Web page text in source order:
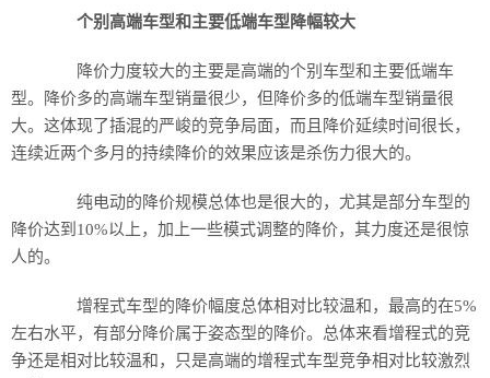
个别高端车型和主要低端车型降幅较大
降价力度较大的主要是高端的个别车型和主要低端车
型。降价多的高端车型销量很少，但降价多的低端车型销量很
大。这体现了插混的严峻的竞争局面，而且降价延续时间很长，
连续近两个多月的持续降价的效果应该是杀伤力很大的。
纯电动的降价规模总体也是很大的，尤其是部分车型的
降价达到10%以上，加上一些模式调整的降价，其力度还是很惊
人的。
增程式车型的降价幅度总体相对比较温和，最高的在5%
左右水平，有部分降价属于姿态型的降价。总体来看增程式的竞
争还是相对比较温和，只是高端的增程式车型竞争相对比较激烈